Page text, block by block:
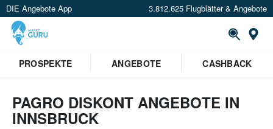
DIE Angebote App 3.812.625 Flugblätter & Angebote
PROSPEKTE
ANGEBOTE CASHBACK
PAGRO DISKONT ANGEBOTE IN
INNSBRUCK